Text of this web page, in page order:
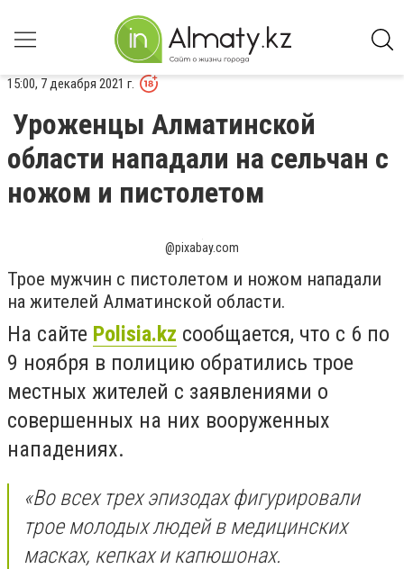
15:00, 7 декабря 2021 г.
Уроженцы Алматинской
области нападали на сельчан с
ножом и пистолетом
@pixabay.com
Трое мужчин с пистолетом и ножом нападали
на жителей Алматинской области.
На сайте Polisia.kz сообщается, что с 6 по
9 ноября в полицию обратились трое
местных жителей с заявлениями о
совершенных на них вооруженных
нападениях.
«Во всех трех эпизодах фигурировали
трое молодых людей в медицинских
масках, кепках и капюшонах.